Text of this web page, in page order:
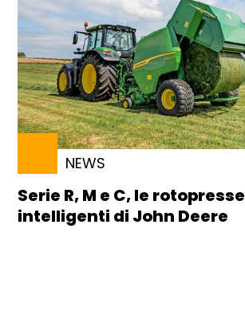
NEWS
Serie R, M e C, le rotopresse
intelligenti di John Deere